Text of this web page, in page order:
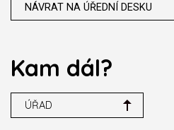
NÁVRAT NA ÚŘEDNÍ DESKU
Kam dál?
ÚŘAD